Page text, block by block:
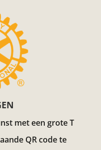
met een grote T
QR code te